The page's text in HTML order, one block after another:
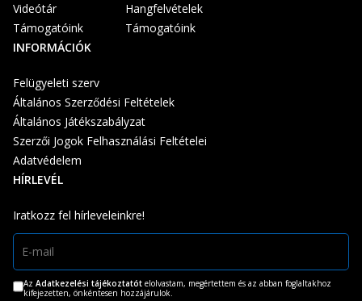
Videótár
Támogatóink
Hangfelvételek
Támogatóink
INFORMÁCIÓK
Felügyeleti szerv
Általános Szerződési Feltételek
Általános Játékszabályzat
Szerzői Jogok Felhasználási Feltételei
Adatvédelem
HÍRLEVÉL
Iratkozz fel hírleveleinkre!
Az Adatkezelési tájékoztatót elolvastam, megértettem és az abban foglaltakhoz
kifejezetten, önkéntesen hozzájárulok.